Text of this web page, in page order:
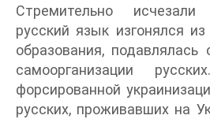
Стремительно
русский язык изгонялся
образования,
самоорганизации
форсированной
русских, проживавших на